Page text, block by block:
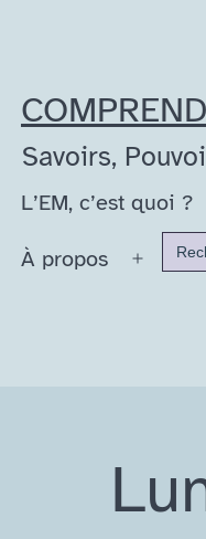
contenu
Savoirs,
L’EM, c’est quoi ?
À propos
Ouvrir
for: